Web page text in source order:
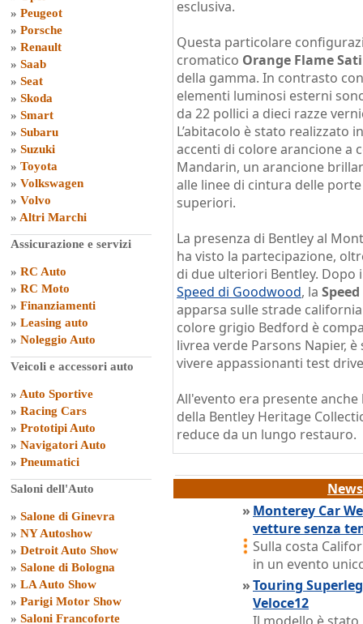
» Peugeot
» Porsche
» Renault
» Saab
» Seat
» Skoda
» Smart
» Subaru
» Suzuki
» Toyota
» Volkswagen
» Volvo
» Altri Marchi
Assicurazione e servizi
» RC Auto
» RC Moto
» Finanziamenti
» Leasing auto
» Noleggio Auto
Veicoli e accessori auto
» Auto Sportive
» Racing Cars
» Prototipi Auto
» Navigatori Auto
» Pneumatici
Saloni dell'Auto
» Salone di Ginevra
» NY Autoshow
» Detroit Auto Show
» Salone di Bologna
» LA Auto Show
» Parigi Motor Show
» Saloni Francoforte
esclusiva.
Questa particolare
cromatico Orange Flame
della gamma. In contrasto
elementi luminosi esterni
da 22 pollici a dieci razze
L’abitacolo è stato realizzato
accenti di colore arancione a
Mandarin, un arancione
alle linee di cintura delle
superiori.
La presenza di Bentley al
ha visto la partecipazione,
di due ulteriori Bentley.
Speed di Goodwood, la
apparsa sulle strade
colore grigio Bedford è
livrea verde Parsons Napier,
vivere appassionanti test
All'evento era presente
della Bentley Heritage
reduce da un lungo restauro.
» Monterey Car
vetture senza
Sulla costa
in un evento
»Touring
Veloce12